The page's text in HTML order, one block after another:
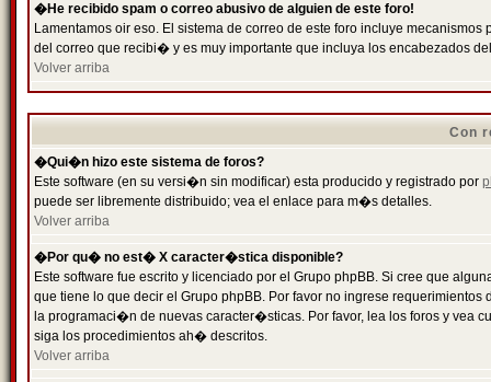
�He recibido spam o correo abusivo de alguien de este foro!
Lamentamos oir eso. El sistema de correo de este foro incluye
del correo que recibi� y es muy importante que incluya los encabezados
Volver arriba
Con
�Qui�n hizo este sistema de foros?
Este software (en su versi�n sin modificar) esta producido y registrado por
puede ser libremente distribuido; vea el enlace para m�s detalles.
Volver arriba
�Por qu� no est� X caracter�stica disponible?
Este software fue escrito y licenciado por el Grupo phpBB. Si cree que
que tiene lo que decir el Grupo phpBB. Por favor no ingrese
la programaci�n de nuevas caracter�sticas. Por favor, lea los foros y vea
siga los procedimientos ah� descritos.
Volver arriba